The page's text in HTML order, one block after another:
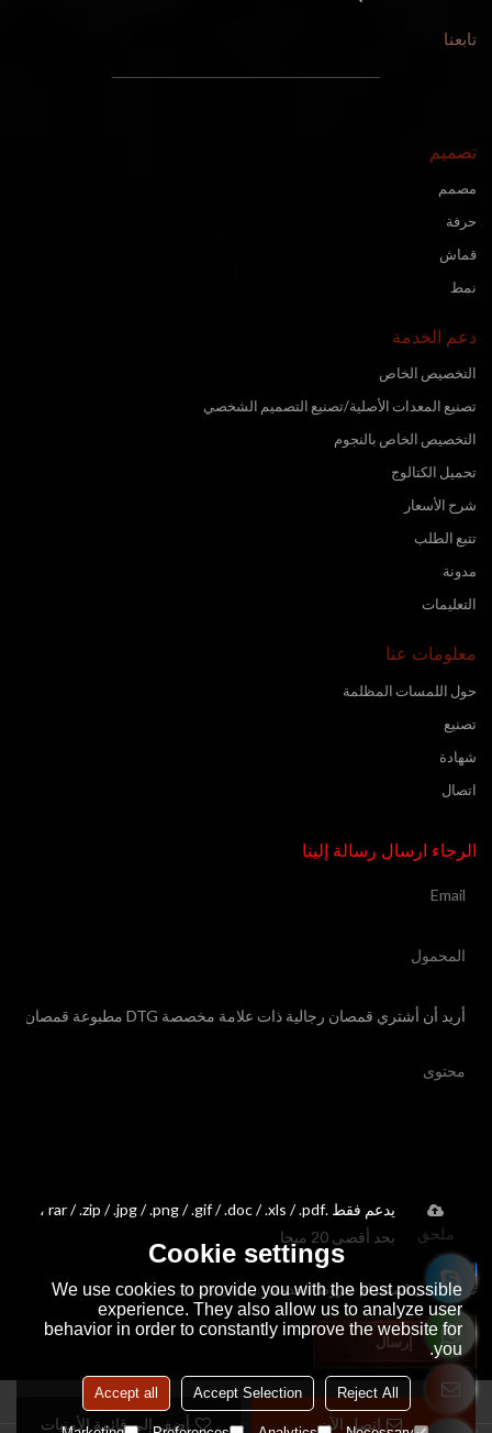
اتصل الآن أضف إلى قائمة الأمنيات
تابعنا
تصميم
مصمم
حرفة
قماش
نمط
دعم الخدمة
التخصيص الخاص
تصنيع المعدات الأصلية/تصنيع التصميم الشخصي
التخصيص الخاص بالنجوم
تحميل الكتالوج
شرح الأسعار
تتبع الطلب
مدونة
التعليمات
معلومات عنا
حول اللمسات المظلمة
تصنيع
شهادة
اتصال
الرجاء ارسال رسالة إلينا
يدعم فقط .rar / .zip / .jpg / .png / .gif / .doc / .xls / .pdf ،
بحد أقصى 20 ميجا
ملحق
توافق على استخدام شروط الخدمة,الشروط والاحكام
إرسال
Cookie settings
We use cookies to provide you with the best possible
experience. They also allow us to analyze user
behavior in order to constantly improve the website for
you.
Reject All
Accept Selection
Accept all